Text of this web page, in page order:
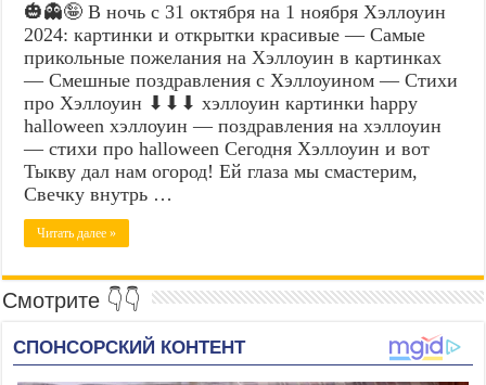
🎃👻🤪 В ночь с 31 октября на 1 ноября Хэллоуин
2024: картинки и открытки красивые — Самые
прикольные пожелания на Хэллоуин в картинках
— Смешные поздравления с Хэллоуином — Стихи
про Хэллоуин ⬇⬇⬇ хэллоуин картинки happy
halloween хэллоуин — поздравления на хэллоуин
— стихи про halloween Сегодня Хэллоуин и вот
Тыкву дал нам огород! Ей глаза мы смастерим,
Свечку внутрь …
Читать далее »
Смотрите 👇👇